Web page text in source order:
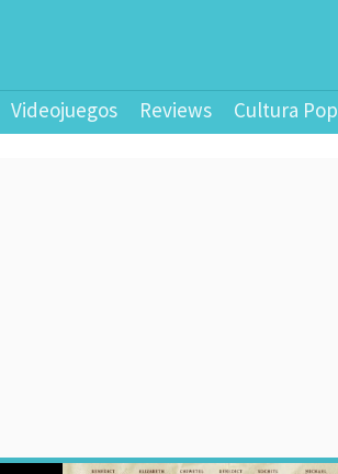
Videojuegos Reviews Cultura Pop